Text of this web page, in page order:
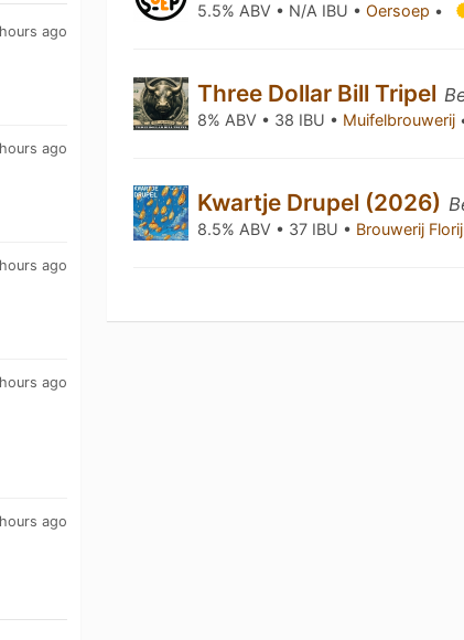
ago
ago
ago
ago
ago
5.5% ABV • N/A IBU •Oersoep •
Three Dollar Bill Tripel
8% ABV • 38 IBU • Muifelbrouwerij
Kwartje Drupel (2026)
8.5% ABV • 37 IBU • Brouwerij